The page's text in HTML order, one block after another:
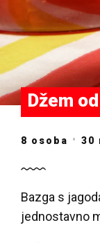
Džem
8 osoba 30
Bazga s
jednostavno